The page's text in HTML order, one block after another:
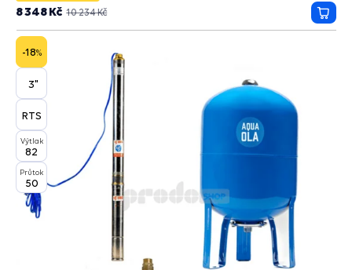
10 234 Kč
8 348 Kč
do
-18%
3"
RTS
Výtlak
82
Průtok
50